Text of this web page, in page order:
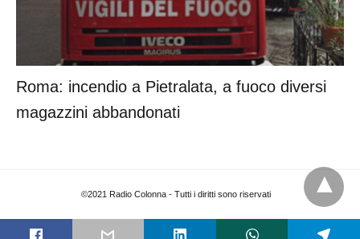
Roma: incendio a Pietralata, a fuoco diversi
magazzini abbandonati
©2021 Radio Colonna - Tutti i diritti sono riservati